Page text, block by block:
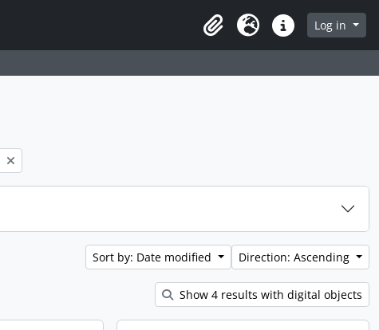
ClipboardLanguageQuick linksLog in
Sort by: Date modified Direction: Ascending
Show 4 results with digital objects